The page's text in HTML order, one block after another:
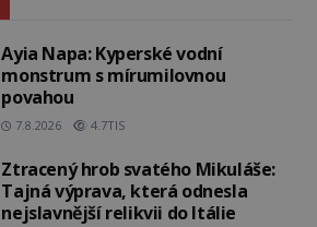
Ayia Napa: Kyperské vodní
monstrum s mírumilovnou
povahou
7.8.2026 4.7TIS
Ztracený hrob svatého Mikuláše:
Tajná výprava, která odnesla
nejslavnější relikvii do Itálie